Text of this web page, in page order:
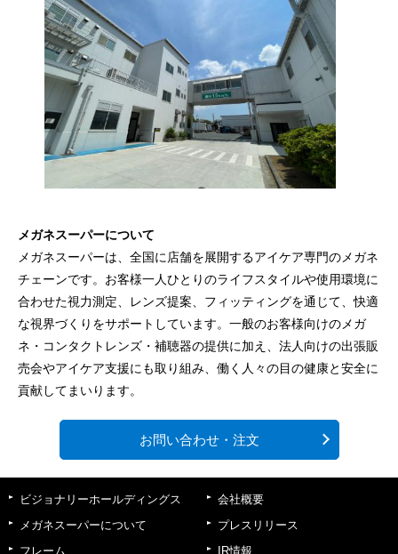
メガネスーパーについて
メガネスーパーは、全国に店舗を展開するアイケア専門のメガネ
チェーンです。お客様一人ひとりのライフスタイルや使用環境に
合わせた視力測定、レンズ提案、フィッティングを通じて、快適
な視界づくりをサポートしています。一般のお客様向けのメガ
ネ・コンタクトレンズ・補聴器の提供に加え、法人向けの出張販
売会やアイケア支援にも取り組み、働く人々の目の健康と安全に
貢献してまいります。
お問い合わせ・注文
ビジョナリーホールディングス
メガネスーパーについて
フレーム
会社概要
プレスリリース
IR情報